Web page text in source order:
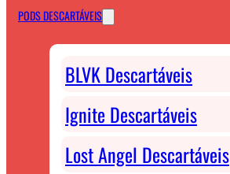
PODS DESCARTÁVEIS
BLVK Descartáveis
Ignite Descartáveis
Lost Angel Descartáveis